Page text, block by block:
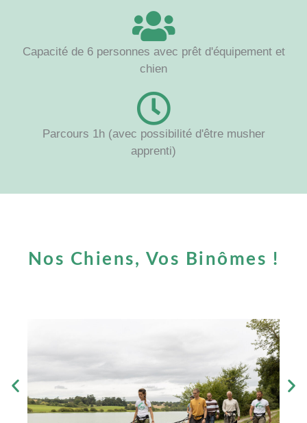
Capacité de 6 personnes avec prêt d'équipement et
chien
Parcours 1h (avec possibilité d'être musher
apprenti)
Nos Chiens, Vos Binômes !